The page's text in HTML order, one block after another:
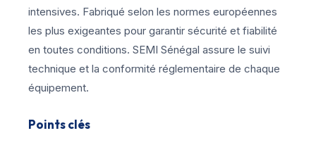
intensives. Fabriqué selon les normes européennes
les plus exigeantes pour garantir sécurité et fiabilité
en toutes conditions. SEMI Sénégal assure le suivi
technique et la conformité réglementaire de chaque
équipement.
Points clés